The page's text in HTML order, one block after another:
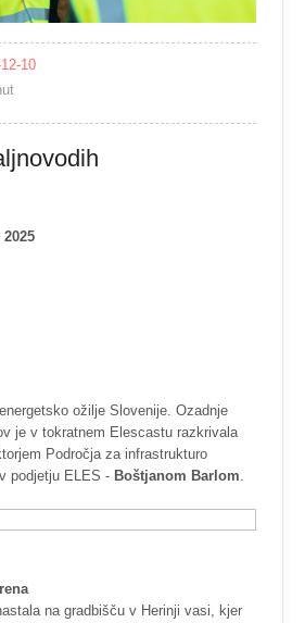
10
ožilje Slovenije. Ozadnje
je v tokratnem Elescastu razkrivala
Področja za infrastrukturo
podjetju ELES - Boštjanom Barlom.
na gradbišču v Herinji vasi, kjer